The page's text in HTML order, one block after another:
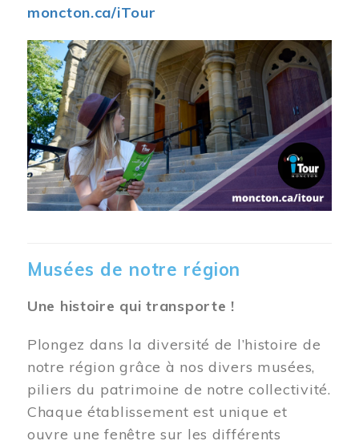
moncton.ca/iTour
Musées de notre région
Une histoire qui transporte !
Plongez dans la diversité de l’histoire de
notre région grâce à nos divers musées,
piliers du patrimoine de notre collectivité.
Chaque établissement est unique et
ouvre une fenêtre sur les différents